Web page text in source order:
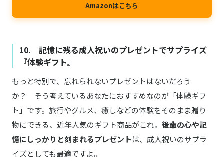
Amazonはこちら
10. 記憶に残る成人祝いのプレゼントでサプライズ
『体験ギフト』
もっと特別で、忘れられないプレゼントはないだろう
か？ そう考えているあなたにおすすめなのが「体験ギフ
ト」です。旅行やグルメ、癒しなどの体験をそのまま贈り
物にできる、近年人気のギフト商品がこれ。 後輩の心や記
憶にしっかりと刻まれるプレゼントは、成人祝いのサプラ
イズとしても最適ですよ。